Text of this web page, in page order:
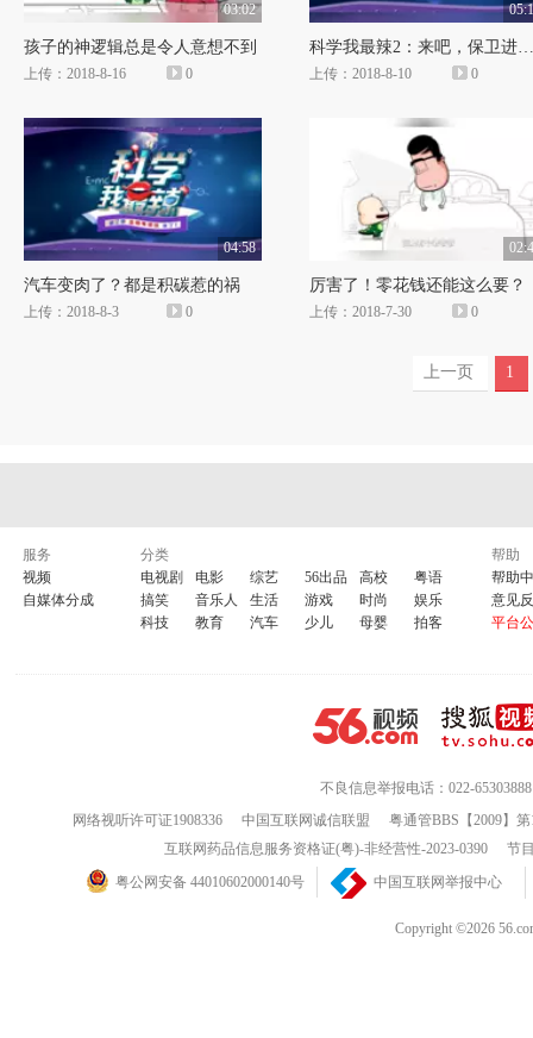
03:02
孩子的神逻辑总是令人意想不到
上传：2018-8-16 0
科学我最辣2：来吧，保卫进气阀君
上传：2018-8-10 0
04:58
汽车变肉了？都是积碳惹的祸
上传：2018-8-3 0
厉害了！零花钱还能这么要？
上传：2018-7-30 0
上一页 1
服务
视频
自媒体分成
分类
电视剧
电影 综艺 56出品 高校
粤语
搞笑
音乐人 生活 游戏 时尚
娱乐
科技
教育 汽车 少儿 母婴 拍客
帮助
帮助
意见
平台
不良信息举报电话：022-65303888
网络视听许可证1908336
中国互联网诚信联盟
粤通管BBS【2009】
互联网药品信息服务资格证(粤)-非经营性-2023-0390
节
粤公网安备 44010602000140号
中国互联网举报中心
Copyright ©2026